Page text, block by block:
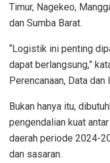
Timur, Nagekeo,
dan Sumba Barat.
“Logistik ini penting
dapat berlangsung,”
Perencanaan, Data
Bukan hanya itu,
pengendalian kuat
daerah periode 2024-
dan sasaran.